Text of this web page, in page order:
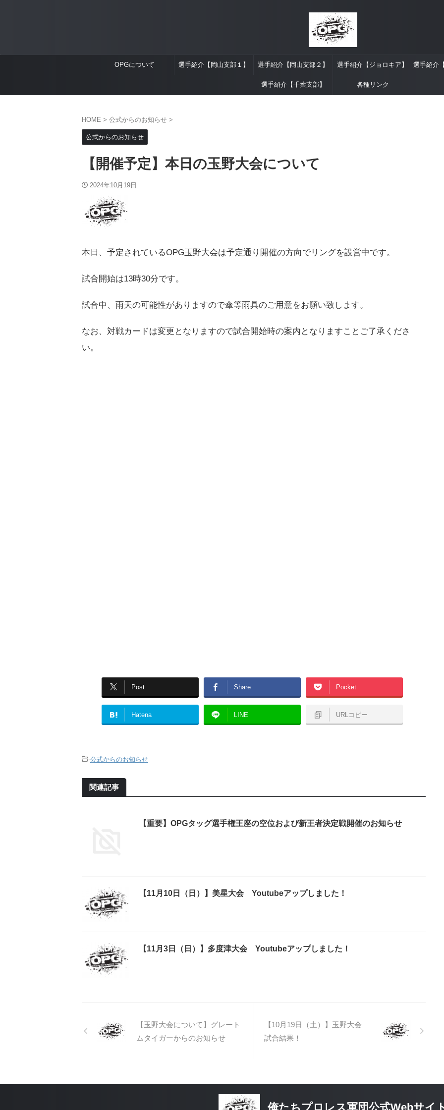
OPGについて 選手紹介【岡山支部１】 選手紹介【岡山支部２】 選手紹介【ジョロキア】 選手紹介
選手紹介【千葉支部】 各種リンク
HOME > 公式からのお知らせ >
公式からのお知らせ
【開催予定】本日の玉野大会について
2024年10月19日
本日、予定されているOPG玉野大会は予定通り開催の方向でリングを設営中です。
試合開始は13時30分です。
試合中、雨天の可能性がありますので傘等雨具のご用意をお願い致します。
なお、対戦カードは変更となりますので試合開始時の案内となりますことご了承くださ
い。
Post Share Pocket
Hatena LINE URLコピー
-公式からのお知らせ
関連記事
【重要】OPGタッグ選手権王座の空位および新王者決定戦開催のお知らせ
【11月10日（日）】美星大会 Youtubeアップしました！
【11月3日（日）】多度津大会 Youtubeアップしました！
【玉野大会について】グレート
ムタイガーからのお知らせ
【10月19日（土）】玉野大会
試合結果！
俺たちプロレス軍団公式Webサイ